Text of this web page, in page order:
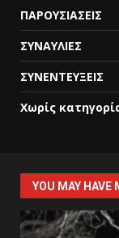
ΠΑΡΟΥΣΙΑΣΕΙΣ
ΣΥΝΑΥΛΙΕΣ
ΣΥΝΕΝΤΕΥΞΕΙΣ
Χωρίς
YOU MAY HAVE